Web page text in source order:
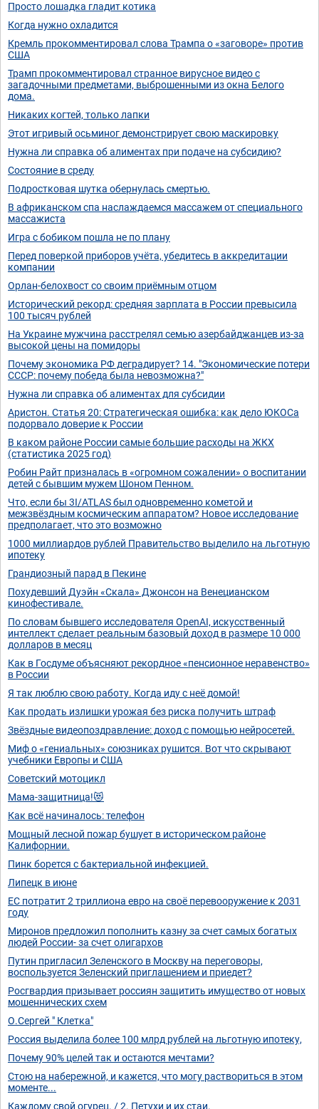
Просто лошадка гладит котика
Когда нужно охладится
Кремль прокомментировал слова Трампа о «заговоре» против
США
Трамп прокомментировал странное вирусное видео с
загадочными предметами, выброшенными из окна Белого
дома.
Никаких когтей, только лапки
Этот игривый осьминог демонстрирует свою маскировку
Нужна ли справка об алиментах при подаче на субсидию?
Состояние в среду
Подростковая шутка обернулась смертью.
В африканском спа наслаждаемся массажем от специального
массажиста
Игра с бобиком пошла не по плану
Перед поверкой приборов учёта, убедитесь в аккредитации
компании
Орлан-белохвост со своим приёмным отцом
Исторический рекорд: средняя зарплата в России превысила
100 тысяч рублей
На Украине мужчина расстрелял семью азербайджанцев из-за
высокой цены на помидоры
Почему экономика РФ деградирует? 14. "Экономические потери
СССР: почему победа была невозможна?"
Нужна ли справка об алиментах для субсидии
Аристон. Статья 20: Стратегическая ошибка: как дело ЮКОСа
подорвало доверие к России
В каком районе России самые большие расходы на ЖКХ
(статистика 2025 год)
Робин Райт призналась в «огромном сожалении» о воспитании
детей с бывшим мужем Шоном Пенном.
Что, если бы 3I/ATLAS был одновременно кометой и
межзвёздным космическим аппаратом? Новое исследование
предполагает, что это возможно
1000 миллиардов рублей Правительство выделило на льготную
ипотеку
Грандиозный парад в Пекине
Похудевший Дуэйн «Скала» Джонсон на Венецианском
кинофестивале.
По словам бывшего исследователя OpenAI, искусственный
интеллект сделает реальным базовый доход в размере 10 000
долларов в месяц
Как в Госдуме объясняют рекордное «пенсионное неравенство»
в России
Я так люблю свою работу. Когда иду с неё домой!
Как продать излишки урожая без риска получить штраф
Звёздные видеопоздравление: доход с помощью нейросетей.
Миф о «гениальных» союзниках рушится. Вот что скрывают
учебники Европы и США
Советский мотоцикл
Мама-защитница!😻
Как всё начиналось: телефон
Мощный лесной пожар бушует в историческом районе
Калифорнии.
Пинк борется с бактериальной инфекцией.
Липецк в июне
ЕС потратит 2 триллиона евро на своё перевооружение к 2031
году
Миронов предложил пополнить казну за счет самых богатых
людей России- за счет олигархов
Путин пригласил Зеленского в Москву на переговоры,
воспользуется Зеленский приглашением и приедет?
Росгвардия призывает россиян защитить имущество от новых
мошеннических схем
О.Сергей " Клетка"
Россия выделила более 100 млрд рублей на льготную ипотеку,
Почему 90% целей так и остаются мечтами?
Стою на набережной, и кажется, что могу раствориться в этом
моменте...
Каждому свой огурец. / 2. Петухи и их стаи.